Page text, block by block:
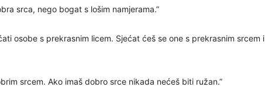
srca, nego bogat s lošim namjerama.”
osobe s prekrasnim licem. Sjećat ćeš se one s prekrasnim srcem i
srcem. Ako imaš dobro srce nikada nećeš biti ružan.”